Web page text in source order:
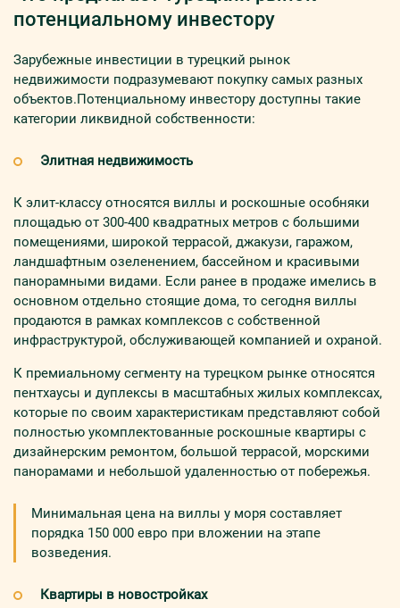
потенциальному инвестору
Зарубежные инвестиции в турецкий рынок
недвижимости подразумевают покупку самых разных
объектов.Потенциальному инвестору доступны такие
категории ликвидной собственности:
Элитная недвижимость
К элит-классу относятся виллы и роскошные особняки
площадью от 300-400 квадратных метров с большими
помещениями, широкой террасой, джакузи, гаражом,
ландшафтным озеленением, бассейном и красивыми
панорамными видами. Если ранее в продаже имелись в
основном отдельно стоящие дома, то сегодня виллы
продаются в рамках комплексов с собственной
инфраструктурой, обслуживающей компанией и охраной.
К премиальному сегменту на турецком рынке относятся
пентхаусы и дуплексы в масштабных жилых комплексах,
которые по своим характеристикам представляют собой
полностью укомплектованные роскошные квартиры с
дизайнерским ремонтом, большой террасой, морскими
панорамами и небольшой удаленностью от побережья.
Минимальная цена на виллы у моря составляет
порядка 150 000 евро при вложении на этапе
возведения.
Квартиры в новостройках